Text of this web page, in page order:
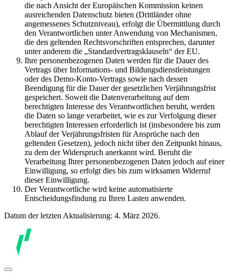
die nach Ansicht der Europäischen Kommission keinen
ausreichenden Datenschutz bieten (Drittländer ohne
angemessenes Schutzniveau), erfolgt die Übermittlung durch
den Verantwortlichen unter Anwendung von Mechanismen,
die den geltenden Rechtsvorschriften entsprechen, darunter
unter anderem die „Standardvertragsklauseln“ der EU.
Ihre personenbezogenen Daten werden für die Dauer des
Vertrags über Informations- und Bildungsdienstleistungen
oder des Demo-Konto-Vertrags sowie nach dessen
Beendigung für die Dauer der gesetzlichen Verjährungsfrist
gespeichert. Soweit die Datenverarbeitung auf dem
berechtigten Interesse des Verantwortlichen beruht, werden
die Daten so lange verarbeitet, wie es zur Verfolgung dieser
berechtigten Interessen erforderlich ist (insbesondere bis zum
Ablauf der Verjährungsfristen für Ansprüche nach den
geltenden Gesetzen), jedoch nicht über den Zeitpunkt hinaus,
zu dem der Widerspruch anerkannt wird. Beruht die
Verarbeitung Ihrer personenbezogenen Daten jedoch auf einer
Einwilligung, so erfolgt dies bis zum wirksamen Widerruf
dieser Einwilligung.
Der Verantwortliche wird keine automatisierte
Entscheidungsfindung zu Ihren Lasten anwenden.
Datum der letzten Aktualisierung: 4. März 2026.